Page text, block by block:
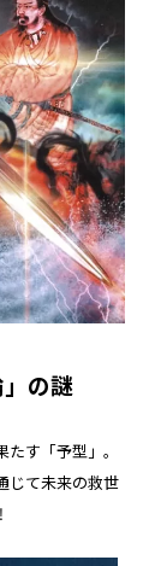
」の謎
す「予型」。
じて未来の救世